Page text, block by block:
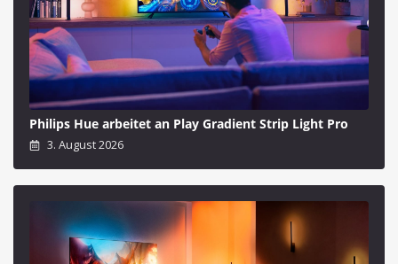
Philips Hue arbeitet an Play Gradient Strip Light Pro
3. August 2026